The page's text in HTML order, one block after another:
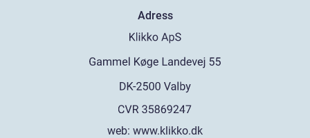
Adress
web: www.klikko.dk